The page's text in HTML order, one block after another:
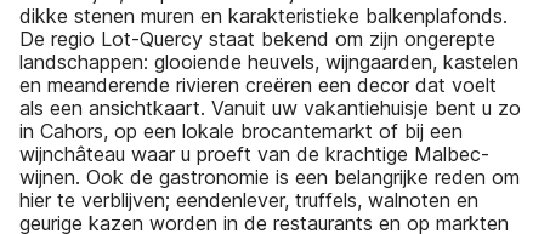
dikke stenen muren en karakteristieke balkenplafonds.
De regio Lot-Quercy staat bekend om zijn ongerepte
landschappen: glooiende heuvels, wijngaarden, kastelen
en meanderende rivieren creëren een decor dat voelt
als een ansichtkaart. Vanuit uw vakantiehuisje bent u zo
in Cahors, op een lokale brocantemarkt of bij een
wijnchâteau waar u proeft van de krachtige Malbec-
wijnen. Ook de gastronomie is een belangrijke reden om
hier te verblijven; eendenlever, truffels, walnoten en
geurige kazen worden in de restaurants en op markten